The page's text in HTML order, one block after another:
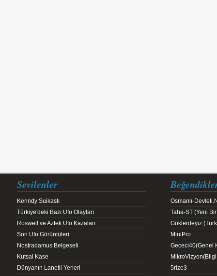
Sevilenler
Kenndy Suikastı
Türkiye'deki Bazı Ufo Olayları
Roswell ve Aztek Ufo Kazaları
Son Ufo Görüntüleri
Nostradamus Belgeseli
Kutsal Kase
Dünyanın Lanetli Yerleri
Osmanlı-
Taha-ST (Yeni
Göklerdeyiz
MiniPro
Gececi40(Genel
5rize3